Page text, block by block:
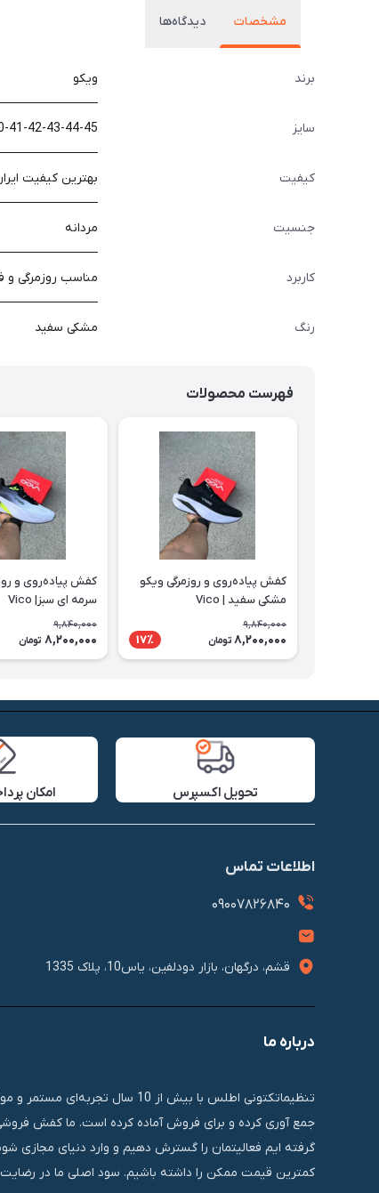
مشخصات دیدگاه‌ها
برند ویکو
سایز 41-42-43-44-45
کیفیت بهترین کیفیت
جنسیت مردانه
کاربرد مناسب روزمرگی و
رنگ مشکی سفید
فهرست محصولات
کفش پیاده‌روی و روزمرگی ویکو
مشکی سفید | Vico
9,840,000
8,200,000 تومان 17٪
کفش پیاده‌روی و
سرمه ای سبز| Vico
9,840,000
8,200,000 تومان
تحویل اکسپرس امکان
اطلاعات تماس
09007826840
قشم، درگهان، بازار دودلفین، یاس10، پلاک 1335
درباره ما
تنظیماتکتونی اطلس با بیش از
جمع آوری کرده و برای فروش آماده کرده است. ما کفش
گرفته ایم فعالیتمان را گسترش دهیم و وارد دنیای مجازی
کمترین قیمت ممکن را داشته باشیم. سود اصلی ما در